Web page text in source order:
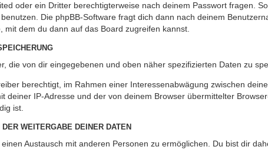
oder ein Dritter berechtigterweise nach deinem Passwort fragen.
Die phpBB-Software fragt dich dann nach deinem
mit dem du dann auf das Board zugreifen kannst.
die von dir eingegebenen und oben näher spezifizierten Daten zu
berechtigt, im Rahmen einer Interessenabwägung zwischen
deiner IP-Adresse und der von deinem Browser übermittelter
ist.
WEITERGABE DEINER DATEN
Austausch mit anderen Personen zu ermöglichen. Du bist dir